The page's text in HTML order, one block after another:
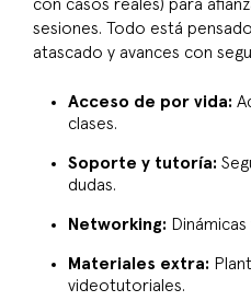
con casos reales) para
sesiones. Todo está
atascado y avances con
Acceso de por vida:
clases.
Soporte y tutoría:
dudas.
Networking:
Materiales extra:
videotutoriales.